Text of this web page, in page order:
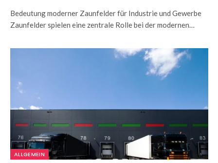
Bedeutung moderner Zaunfelder für Industrie und Gewerbe
Zaunfelder spielen eine zentrale Rolle bei der modernen…
ALLGEMEIN